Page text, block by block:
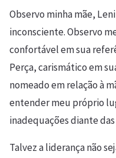
Observo minha mãe,
inconsciente. Observo
confortável em sua
Perça, carismático em
nomeado em relação à
entender meu próprio
inadequações diante
Talvez a liderança não